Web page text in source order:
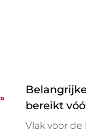
bereikt
Vlak voor